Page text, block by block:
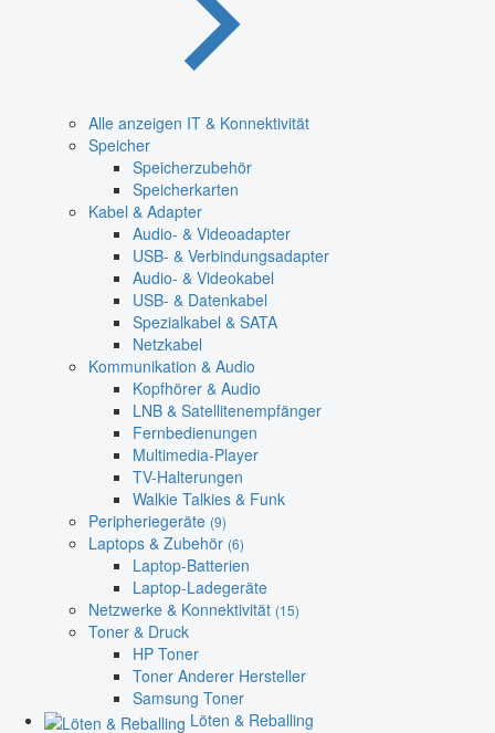
Alle anzeigen IT & Konnektivität
Speicher
Speicherzubehör
Speicherkarten
Kabel & Adapter
Audio- & Videoadapter
USB- & Verbindungsadapter
Audio- & Videokabel
USB- & Datenkabel
Spezialkabel & SATA
Netzkabel
Kommunikation & Audio
Kopfhörer & Audio
LNB & Satellitenempfänger
Fernbedienungen
Multimedia-Player
TV-Halterungen
Walkie Talkies & Funk
Peripheriegeräte (9)
Laptops & Zubehör (6)
Laptop-Batterien
Laptop-Ladegeräte
Netzwerke & Konnektivität (15)
Toner & Druck
HP Toner
Toner Anderer Hersteller
Samsung Toner
Löten & Reballing